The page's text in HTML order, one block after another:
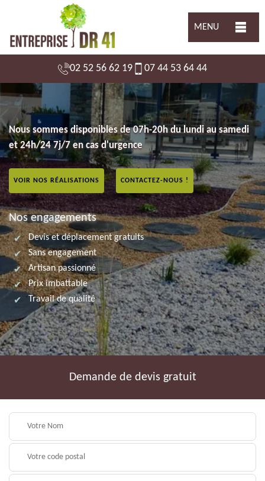
MENU
02 52 56 62 19 07 44 53 64 44
Nous sommes disponibles de 07h-20h du lundi au samedi
et 24h/24 7j/7 en cas d'urgence
VOIR NOS RÉALISATIONS CONTACTEZ-NOUS !
Nos engagements
Devis et déplacement gratuits
Sans engagement
Artisan passionné
Prix imbattable
Travail de qualité
Demande de devis gratuit